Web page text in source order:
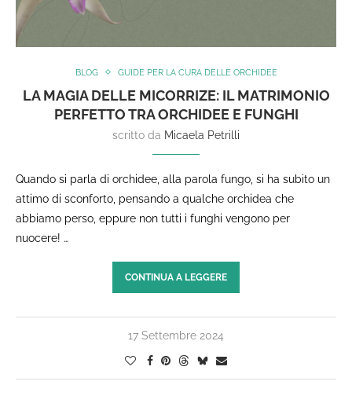
BLOG GUIDE PER LA CURA DELLE ORCHIDEE
LA MAGIA DELLE MICORRIZE: IL MATRIMONIO
PERFETTO TRA ORCHIDEE E FUNGHI
scritto da Micaela Petrilli
Quando si parla di orchidee, alla parola fungo, si ha subito un
attimo di sconforto, pensando a qualche orchidea che
abbiamo perso, eppure non tutti i funghi vengono per
nuocere! …
CONTINUA A LEGGERE
17 Settembre 2024